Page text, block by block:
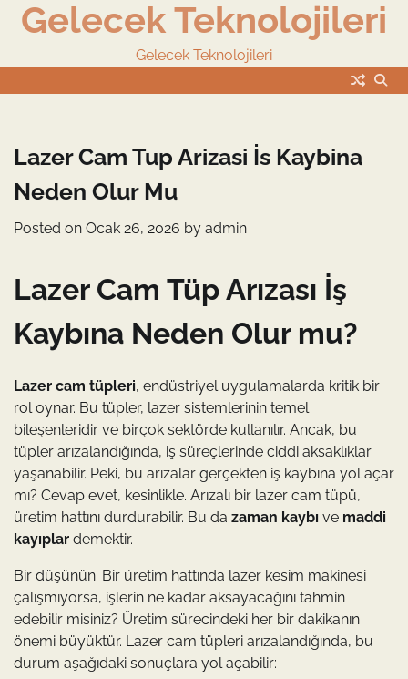
SkipGelecek Teknolojileri
Gelecek Teknolojileri
Lazer Cam Tup Arizasi İs Kaybina
Neden Olur Mu
Posted on Ocak 26, 2026 by admin
Lazer Cam Tüp Arızası İş
Kaybına Neden Olur mu?
Lazer cam tüpleri, endüstriyel uygulamalarda kritik bir
rol oynar. Bu tüpler, lazer sistemlerinin temel
bileşenleridir ve birçok sektörde kullanılır. Ancak, bu
tüpler arızalandığında, iş süreçlerinde ciddi aksaklıklar
yaşanabilir. Peki, bu arızalar gerçekten iş kaybına yol açar
mı? Cevap evet, kesinlikle. Arızalı bir lazer cam tüpü,
üretim hattını durdurabilir. Bu da zaman kaybı ve maddi
kayıplar demektir.
Bir düşünün. Bir üretim hattında lazer kesim makinesi
çalışmıyorsa, işlerin ne kadar aksayacağını tahmin
edebilir misiniz? Üretim sürecindeki her bir dakikanın
önemi büyüktür. Lazer cam tüpleri arızalandığında, bu
durum aşağıdaki sonuçlara yol açabilir: